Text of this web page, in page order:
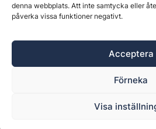
denna webbplats. Att inte samtycka eller
påverka vissa funktioner negativt.
Acceptera
Förneka
Visa
Östernäsvägen 1, 827 32
Ansvarig utgivare: Henrik
webbplats är upphovsrättsligt
Byggvärlden är en del av
Policy för datahantering,